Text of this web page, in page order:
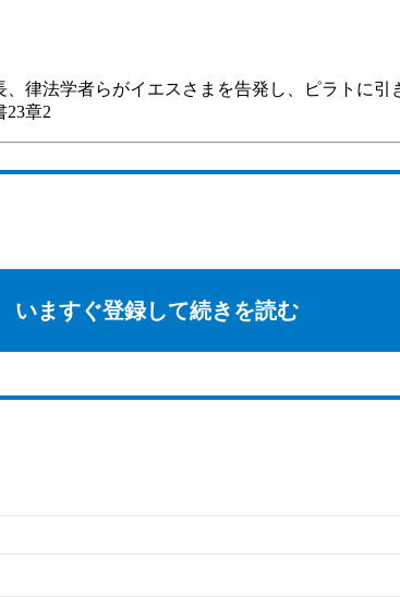
律法学者らがイエスさまを告発し、ピラトに
23章2
いますぐ登録して続きを読む